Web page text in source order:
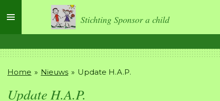
direct
de
hoofdinhoud
Stichting Sponsor a child
Home » Nieuws » Update H.A.P.
Update H.A.P.